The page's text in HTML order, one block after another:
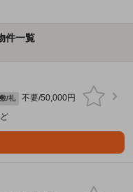
件一覧
敷/礼
不要/50,000円